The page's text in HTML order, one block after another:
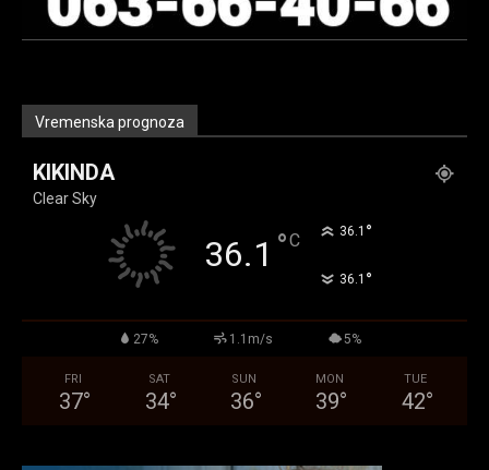
Vremenska prognoza
KIKINDA
Clear Sky
36.1 °C 36.1 °
36.1 °
27% 1.1m/s 5%
FRI
37°
SAT
34°
SUN
36°
MON
39°
TUE
42°